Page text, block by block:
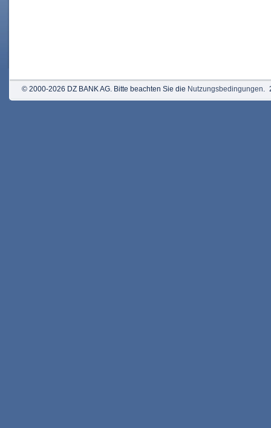
© 2000-2026 DZ BANK AG. Bitte beachten Sie die Nutzungsbedingungen.